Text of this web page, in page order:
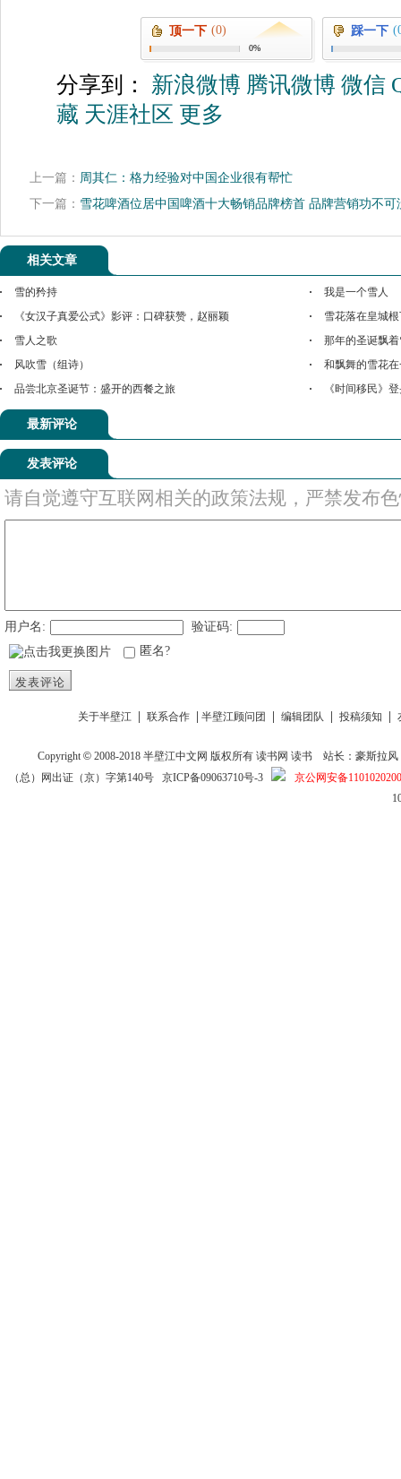
顶一下 (0)
0%
踩一下
分享到： 新浪微博 腾讯微博 微信
藏 天涯社区 更多
上一篇： 周其仁：格力经验对中国企业很有帮忙
下一篇： 雪花啤酒位居中国啤酒十大畅销品牌榜首 品牌营销功不可
相关文章
雪的矜持
我是一个雪人
《女汉子真爱公式》影评：口碑获赞，赵丽颖
雪花落在皇城
雪人之歌
那年的圣诞飘
风吹雪（组诗）
和飘舞的雪花
品尝北京圣诞节：盛开的西餐之旅
《时间移民》
最新评论
发表评论
请自觉遵守互联网相关的政策法规，严禁发布
用户名:
验证码:
匿名?
发表评论
关于半壁江 联系合作 半壁江顾问团 编辑团队 投稿须知
Copyright © 2008-2018半壁江中文网 版权所有读书网 读书
站长：豪斯拉风
（总）网出证（京）字第140号 京ICP备09063710号-3
京公网安备